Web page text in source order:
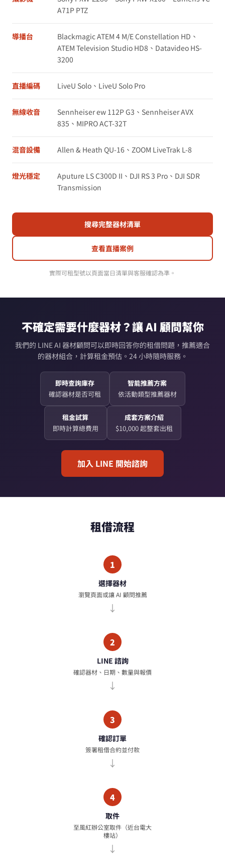
A71P PTZ
導播台
Blackmagic ATEM 4 M/E Constellation HD、
ATEM Television Studio HD8、Datavideo HS-
3200
直播編碼 LiveU Solo、LiveU Solo Pro
無線收音
Sennheiser ew 112P G3、Sennheiser AVX
835、MIPRO ACT-32T
混音設備 Allen & Heath QU-16、ZOOM LiveTrak L-8
燈光穩定
Aputure LS C300D II、DJI RS 3 Pro、DJI SDR
Transmission
搜尋完整器材清單
查看直播案例
實際可租型號以頁面當日清單與客服確認為準。
不確定需要什麼器材？讓 AI 顧問幫你
我們的 LINE AI 器材顧問可以即時回答你的租借問題，推薦適合
的器材組合，計算租金預估。24 小時隨時服務。
即時查詢庫存
確認器材是否可租
智能推薦方案
依活動類型推薦器材
租金試算
即時計算總費用
成套方案介紹
$10,000 起整套出租
加入 LINE 開始諮詢
租借流程
1
選擇器材
瀏覽頁面或讓 AI 顧問推薦
2
LINE 諮詢
確認器材、日期、數量與報價
3
確認訂單
簽署租借合約並付款
4
取件
至風紅辦公室取件（近台電大
樓站）